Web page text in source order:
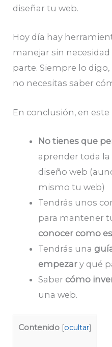
diseñar tu web.
Hoy día hay
manejar sin
parte. Siempre lo
no necesitas saber
En conclusión, en
No tienes que
aprender toda
diseño web
mismo tu web)
Tendrás unos
para mantener
conocer como
Tendrás una
empezary qué
Saber cómo
una web.
Contenido [ocultar]